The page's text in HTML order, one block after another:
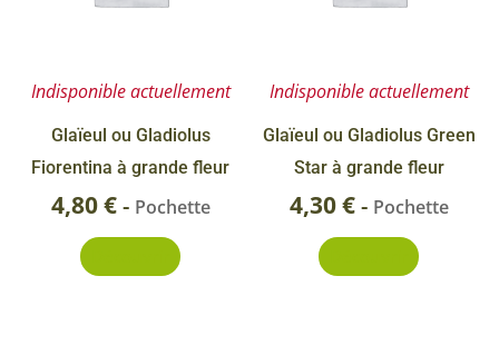
Indisponible actuellement
Glaïeul ou Gladiolus
Fiorentina à grande fleur
4,80€- Pochette
Indisponible actuellement
Glaïeul ou Gladiolus Green
Star à grande fleur
4,30€- Pochette